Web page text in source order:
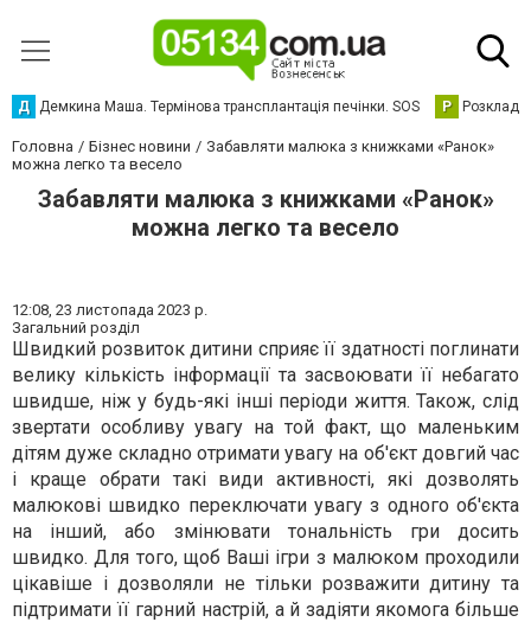
Д Демкина Маша. Термінова трансплантація печінки. SOS Р Розклад
Головна Бізнес новини
Забавляти малюка з книжками «Ранок»
можна легко та весело
Забавляти малюка з книжками «Ранок»
можна легко та весело
12:08, 23 листопада 2023 р.
Загальний розділ
Швидкий розвиток дитини сприяє її здатності поглинати
велику кількість інформації та засвоювати її небагато
швидше, ніж у будь-які інші періоди життя. Також, слід
звертати особливу увагу на той факт, що маленьким
дітям дуже складно отримати увагу на об'єкт довгий час
і краще обрати такі види активності, які дозволять
малюкові швидко переключати увагу з одного об'єкта
на інший, або змінювати тональність гри досить
швидко. Для того, щоб Ваші ігри з малюком проходили
цікавіше і дозволяли не тільки розважити дитину та
підтримати її гарний настрій, а й задіяти якомога більше